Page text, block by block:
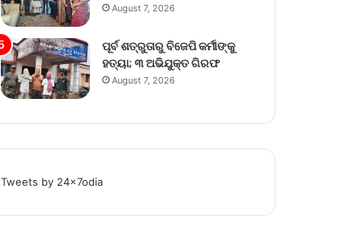
August 7, 2026
ପୂର୍ବ ଶତ୍ରୁତାରୁ ବିଜେପି କର୍ମୀଙ୍କୁ
ହତ୍ୟା; ୩ ଅଭିଯୁକ୍ତ ଗିରଫ
August 7, 2026
Tweets by 24x7odia